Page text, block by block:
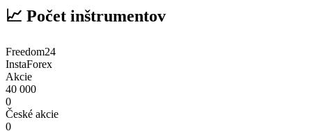
📈 Počet inštrumentov
Freedom24
InstaForex
Akcie
40 000
0
České akcie
0